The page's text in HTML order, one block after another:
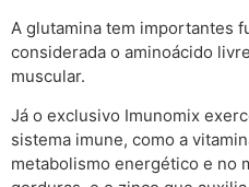
A glutamina tem importantes
considerada o aminoácido
muscular.
Já o exclusivo Imunomix
sistema imune, como a
metabolismo energético e no